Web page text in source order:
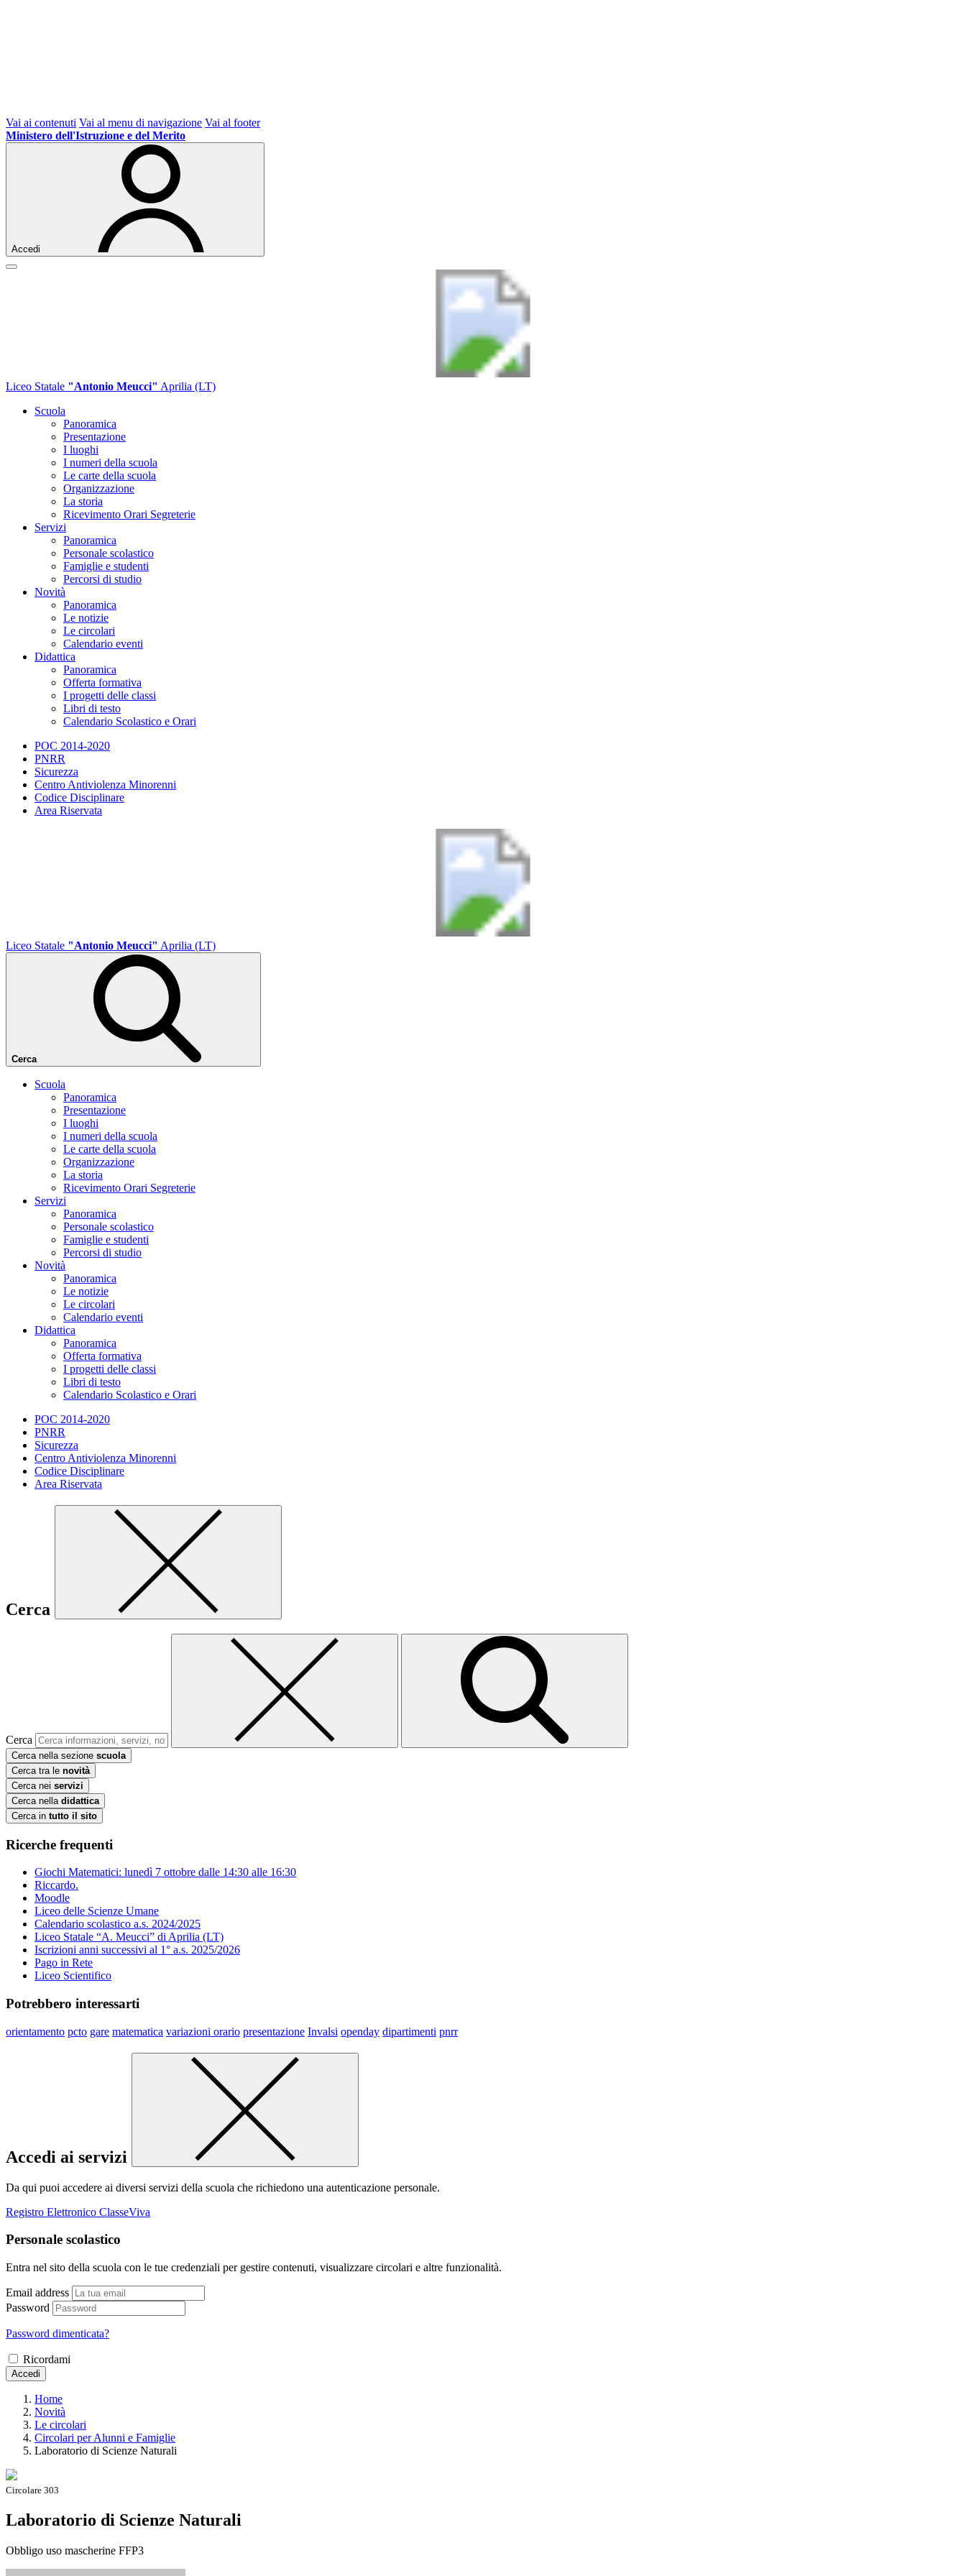
Vai ai contenuti Vai al menu di navigazione Vai al footer
Ministero dell'Istruzione e del Merito
Accedi
Liceo Statale "Antonio Meucci" Aprilia (LT)
Scuola
Panoramica
Presentazione
I luoghi
I numeri della scuola
Le carte della scuola
Organizzazione
La storia
Ricevimento Orari Segreterie
Servizi
Panoramica
Personale scolastico
Famiglie e studenti
Percorsi di studio
Novità
Panoramica
Le notizie
Le circolari
Calendario eventi
Didattica
Panoramica
Offerta formativa
I progetti delle classi
Libri di testo
Calendario Scolastico e Orari
POC 2014-2020
PNRR
Sicurezza
Centro Antiviolenza Minorenni
Codice Disciplinare
Area Riservata
Liceo Statale "Antonio Meucci" Aprilia (LT)
Cerca
Scuola
Panoramica
Presentazione
I luoghi
I numeri della scuola
Le carte della scuola
Organizzazione
La storia
Ricevimento Orari Segreterie
Servizi
Panoramica
Personale scolastico
Famiglie e studenti
Percorsi di studio
Novità
Panoramica
Le notizie
Le circolari
Calendario eventi
Didattica
Panoramica
Offerta formativa
I progetti delle classi
Libri di testo
Calendario Scolastico e Orari
POC 2014-2020
PNRR
Sicurezza
Centro Antiviolenza Minorenni
Codice Disciplinare
Area Riservata
Cerca
Cerca
Cerca nella sezione scuola
Cerca tra le novità
Cerca nei servizi
Cerca nella didattica
Cerca in tutto il sito
Ricerche frequenti
Giochi Matematici: lunedì 7 ottobre dalle 14:30 alle 16:30
Riccardo.
Moodle
Liceo delle Scienze Umane
Calendario scolastico a.s. 2024/2025
Liceo Statale “A. Meucci” di Aprilia (LT)
Iscrizioni anni successivi al 1° a.s. 2025/2026
Pago in Rete
Liceo Scientifico
Potrebbero interessarti
orientamento pcto gare matematica variazioni orario presentazione Invalsi openday dipartimenti pnrr
Accedi ai servizi
Da qui puoi accedere ai diversi servizi della scuola che richiedono una autenticazione personale.
Registro Elettronico ClasseViva
Personale scolastico
Entra nel sito della scuola con le tue credenziali per gestire contenuti, visualizzare circolari e altre funzionalità.
Email address
Password
Password dimenticata?
Ricordami
Accedi
Home
Novità
Le circolari
Circolari per Alunni e Famiglie
Laboratorio di Scienze Naturali
Circolare 303
Laboratorio di Scienze Naturali
Obbligo uso mascherine FFP3